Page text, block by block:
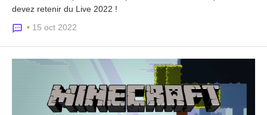
devez retenir du Live 2022 !
• 15 oct 2022